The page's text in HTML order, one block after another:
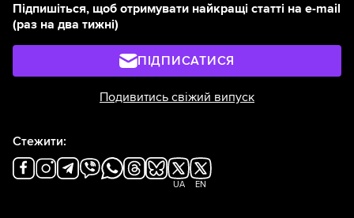
Підпишіться, щоб отримувати найкращі статті на e-mail
(раз на два тижні)
ПІДПИСАТИСЯ
Подивитись свіжий випуск
Стежити:
UA EN